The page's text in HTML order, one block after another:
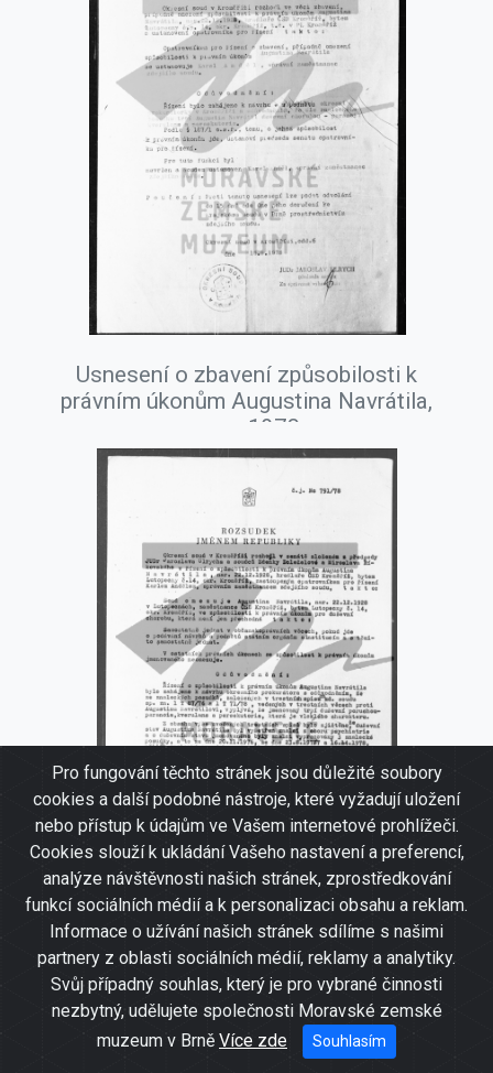
Pro fungování těchto stránek jsou důležité soubory
cookies a další podobné nástroje, které vyžadují uložení
nebo přístup k údajům ve Vašem internetové prohlížeči.
Cookies slouží k ukládání Vašeho nastavení a preferencí,
analýze návštěvnosti našich stránek, zprostředkování
funkcí sociálních médií a k personalizaci obsahu a reklam.
Informace o užívání našich stránek sdílíme s našimi
partnery z oblasti sociálních médií, reklamy a analytiky.
Svůj případný souhlas, který je pro vybrané činnosti
nezbytný, udělujete společnosti Moravské zemské
muzeum v Brně Více zde Souhlasím
Usnesení o zbavení způsobilosti k
právním úkonům Augustina Navrátila,
srpen 1978.
Rozsudek ČSSR - omezení Augustina
Navrátila ve způsobilosti k právním
úkonům (podávání návrhů a podnětů
státním orgánům a institucím a
samostatné jednání s nimi) pro duševní
chorobu, jež není jen přechodná, říjen